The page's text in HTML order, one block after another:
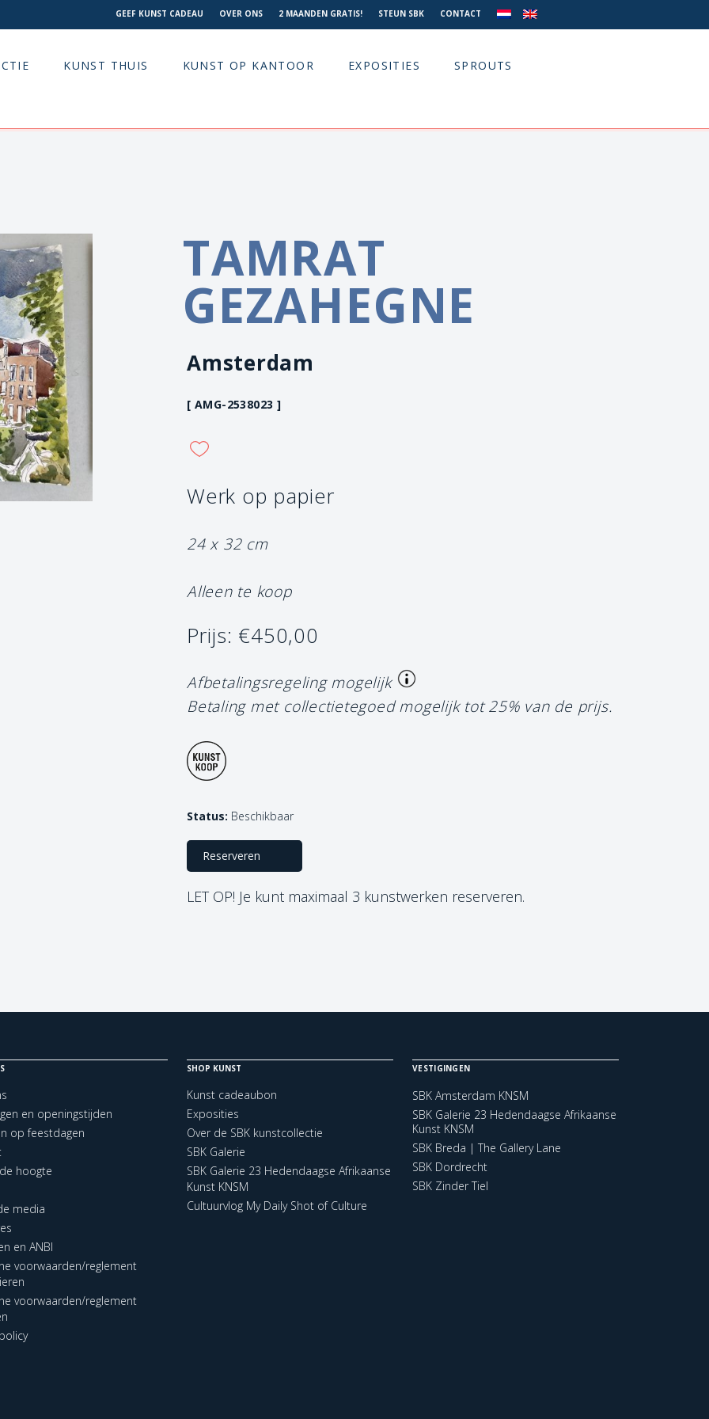
GEEF KUNST CADEAU OVER ONS 2 MAANDEN GRATIS! STEUN SBK CONTACT
KUNST THUIS KUNST OP KANTOOR EXPOSITIES SPROUTS
TAMRAT
GEZAHEGNE
Amsterdam
[ AMG-2538023 ]
Werk op papier
24 x 32 cm
Alleen te koop
Prijs: €450,00
Afbetalingsregeling mogelijk
Betaling met collectietegoed mogelijk tot 25% van de prijs.
Status: Beschikbaar
Reserveren
LET OP! Je kunt maximaal 3 kunstwerken reserveren.
en openingstijden
op feestdagen
hoogte
media
en ANBI
voorwaarden/reglement
voorwaarden/reglement
SHOP KUNST
Kunst cadeaubon
Exposities
Over de SBK kunstcollectie
SBK Galerie
SBK Galerie 23 Hedendaagse Afrikaanse
Kunst KNSM
Cultuurvlog My Daily Shot of Culture
VESTIGINGEN
SBK Amsterdam KNSM
SBK Galerie 23 Hedendaagse Afrikaanse
Kunst KNSM
SBK Breda | The Gallery Lane
SBK Dordrecht
SBK Zinder Tiel